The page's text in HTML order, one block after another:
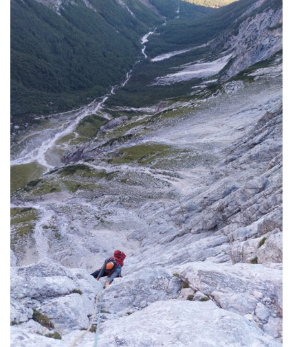
g
a
t
i
o
n